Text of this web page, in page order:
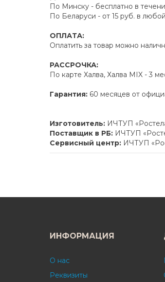
По Минску - бесплатно в
По Беларуси - от 15 руб. в
ОПЛАТА:
Оплатить за товар можно
РАССРОЧКА:
По карте Халва, Халва MIX - 3
Гарантия: 60 месяцев от
Изготовитель: ИЧТУП
Поставщик в РБ: ИЧТУП
Сервисный центр: ИЧТУП
ИНФОРМАЦИЯ
О нас
Реквизиты